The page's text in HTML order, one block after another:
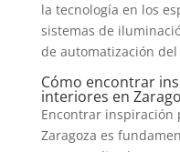
la tecnología en los
sistemas de
de automatización del
Cómo encontrar
interiores en
Encontrar inspiración
Zaragoza es